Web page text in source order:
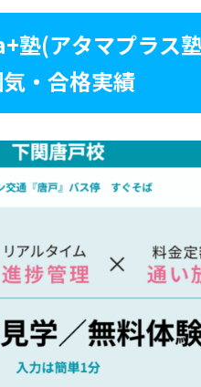
塾(アタマプラス
・合格実績